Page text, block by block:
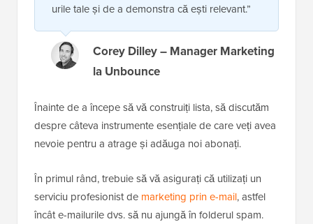
urile tale și de a demonstra că ești relevant.”
Corey Dilley – Manager Marketing
la Unbounce
Înainte de a începe să vă construiți lista, să discutăm
despre câteva instrumente esențiale de care veți avea
nevoie pentru a atrage și adăuga noi abonați.
În primul rând, trebuie să vă asigurați că utilizați un
serviciu profesionist de marketing prin e-mail, astfel
încât e-mailurile dvs. să nu ajungă în folderul spam.